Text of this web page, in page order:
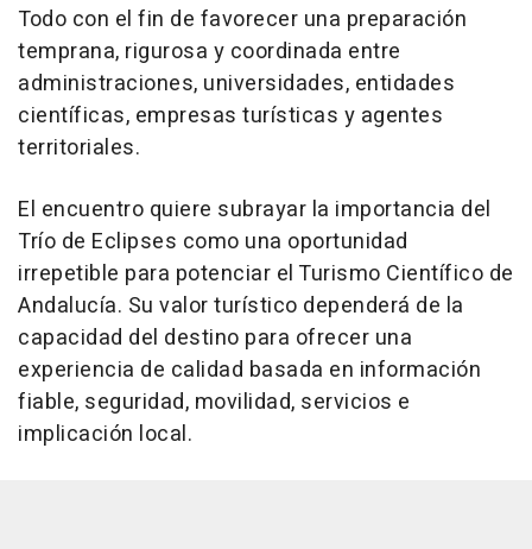
Todo con el fin de favorecer una preparación
temprana, rigurosa y coordinada entre
administraciones, universidades, entidades
científicas, empresas turísticas y agentes
territoriales.
El encuentro quiere subrayar la importancia del
Trío de Eclipses como una oportunidad
irrepetible para potenciar el Turismo Científico de
Andalucía. Su valor turístico dependerá de la
capacidad del destino para ofrecer una
experiencia de calidad basada en información
fiable, seguridad, movilidad, servicios e
implicación local.